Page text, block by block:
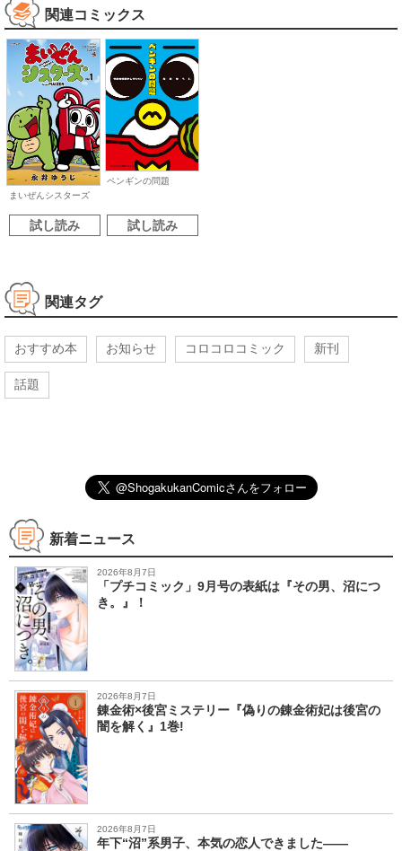
関連コミックス
まいぜんシスターズ
試し読み
ペンギンの問題
試し読み
関連タグ
おすすめ本 お知らせ コロコロコミック 新刊
話題
新着ニュース
2026年8月7日
「プチコミック」9月号の表紙は『その男、沼につ
き。』！
2026年8月7日
錬金術×後宮ミステリー『偽りの錬金術妃は後宮の
闇を解く』1巻!
2026年8月7日
年下“沼”系男子、本気の恋人できました――